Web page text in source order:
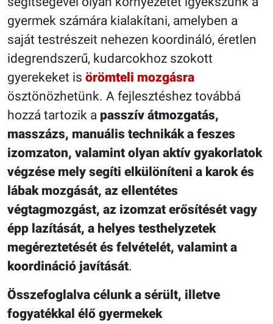
gyermek számára kialakítani, amelyben a
saját testrészeit nehezen koordináló, éretlen
idegrendszerű, kudarcokhoz szokott
gyerekeket is örömteli mozgásra
ösztönözhetünk. A fejlesztéshez továbbá
hozzá tartozik a passzív átmozgatás,
masszázs, manuális technikák a feszes
izomzaton, valamint olyan aktív gyakorlatok
végzése mely segíti elkülöníteni a karok és
lábak mozgását, az ellentétes
végtagmozgást, az izomzat erősítését vagy
épp lazítását, a helyes testhelyzetek
megéreztetését és felvételét, valamint a
koordináció javítását.
Összefoglalva célunk a sérült, illetve
fogyatékkal élő gyermekek